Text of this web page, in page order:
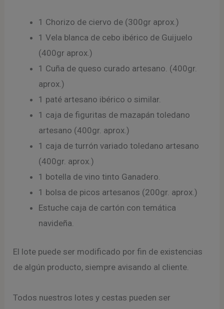
1 Chorizo de ciervo de (300gr aprox.)
1 Vela blanca de cebo ibérico de Guijuelo
(400gr aprox.)
1 Cuña de queso curado artesano. (400gr.
aprox.)
1 paté artesano ibérico o similar.
1 caja de figuritas de mazapán toledano
artesano (400gr. aprox.)
1 caja de turrón variado toledano artesano
(400gr. aprox.)
1 botella de vino tinto Ganadero.
1 bolsa de picos artesanos (200gr. aprox.)
Estuche caja de cartón con temática
navideña.
El lote puede ser modificado por fin de existencias
de algún producto, siempre avisando al cliente.
Todos nuestros lotes y cestas pueden ser